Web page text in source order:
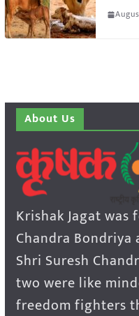
About Us
Krishak Jagat
Chandra
Shri Suresh
two were like
freedom fighters